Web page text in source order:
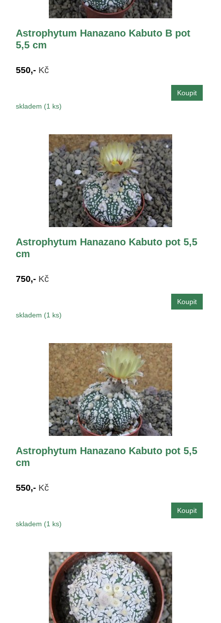
Astrophytum Hanazano Kabuto B pot
5,5 cm
550,- Kč
skladem (1 ks)
Astrophytum Hanazano Kabuto pot 5,5
cm
750,- Kč
skladem (1 ks)
Astrophytum Hanazano Kabuto pot 5,5
cm
550,- Kč
skladem (1 ks)